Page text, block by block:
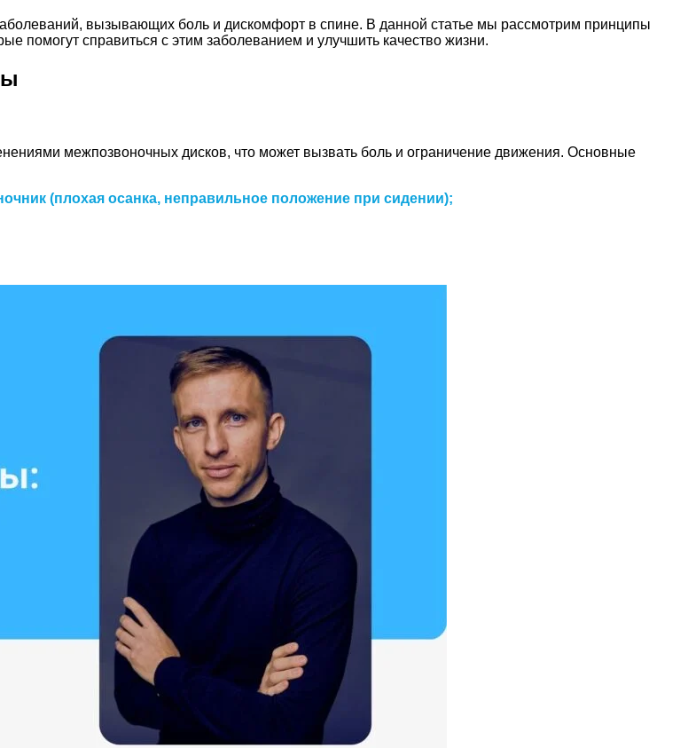
вызывающих боль и дискомфорт в спине. В данной статье мы рассмотрим принципы
помогут справиться с этим заболеванием и улучшить качество жизни.
межпозвоночных дисков, что может вызвать боль и ограничение движения. Основные
(плохая осанка, неправильное положение при сидении);